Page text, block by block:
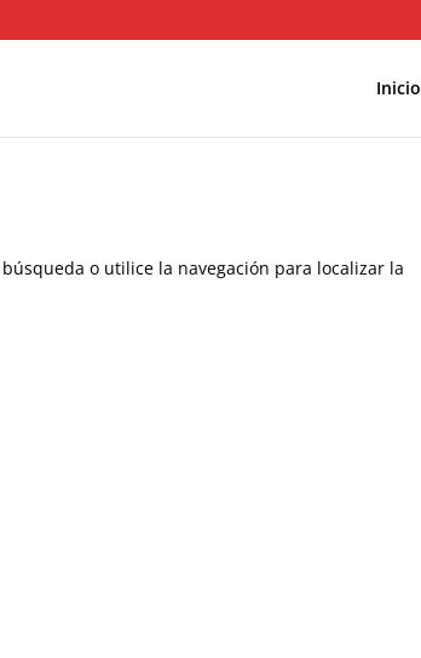
Inicio
o utilice la navegación para localizar la